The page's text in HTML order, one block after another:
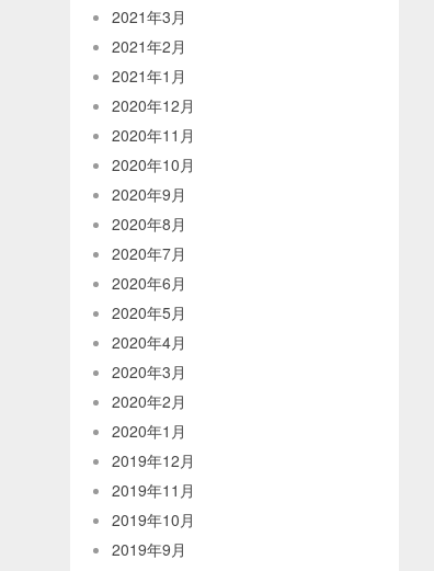
2021年3月
2021年2月
2021年1月
2020年12月
2020年11月
2020年10月
2020年9月
2020年8月
2020年7月
2020年6月
2020年5月
2020年4月
2020年3月
2020年2月
2020年1月
2019年12月
2019年11月
2019年10月
2019年9月